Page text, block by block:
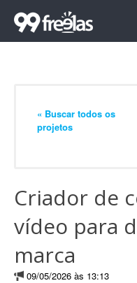
« Buscar todos os
projetos
Criador de
vídeo para
marca
09/05/2026 às 13:13